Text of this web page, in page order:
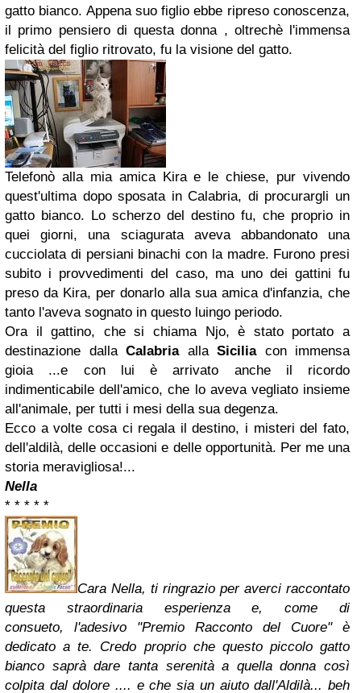
gatto bianco. Appena suo figlio ebbe ripreso conoscenza,
il primo pensiero di questa donna , oltrechè l'immensa
felicità del figlio ritrovato, fu la visione del gatto.
Telefonò alla mia amica Kira e le chiese, pur vivendo
quest'ultima dopo sposata in Calabria, di procurargli un
gatto bianco. Lo scherzo del destino fu, che proprio in
quei giorni, una sciagurata aveva abbandonato una
cucciolata di persiani binachi con la madre. Furono presi
subito i provvedimenti del caso, ma uno dei gattini fu
preso da Kira, per donarlo alla sua amica d'infanzia, che
tanto l'aveva sognato in questo luingo periodo.
Ora il gattino, che si chiama Njo, è stato portato a
destinazione dalla Calabriaalla Siciliacon immensa
gioia ...e con lui è arrivato anche il ricordo
indimenticabile dell'amico, che lo aveva vegliato insieme
all'animale, per tutti i mesi della sua degenza.
Ecco a volte cosa ci regala il destino, i misteri del fato,
dell'aldilà, delle occasioni e delle opportunità. Per me una
storia meravigliosa!...
Nella
* * * * *
Cara Nella, ti ringrazio per averci raccontato
questa straordinaria esperienza e, come di
consueto, l'adesivo "Premio Racconto del Cuore" è
dedicato a te. Credo proprio che questo piccolo gatto
bianco saprà dare tanta serenità a quella donna così
colpita dal dolore .... e che sia un aiuto dall'Aldilà... beh